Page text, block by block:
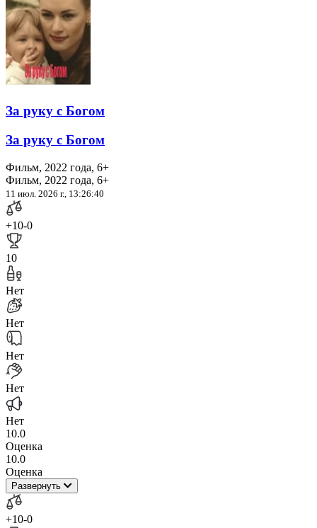
За руку с Богом
За руку с Богом
Фильм, 2022 года, 6+
Фильм, 2022 года, 6+
11 июл. 2026 г., 13:26:40
+10-0
10
Нет
Нет
Нет
Нет
Нет
10.0
Оценка
10.0
Оценка
Развернуть
+10-0